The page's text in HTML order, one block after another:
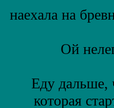
наехала на
Ой
Еду дальше,
которая